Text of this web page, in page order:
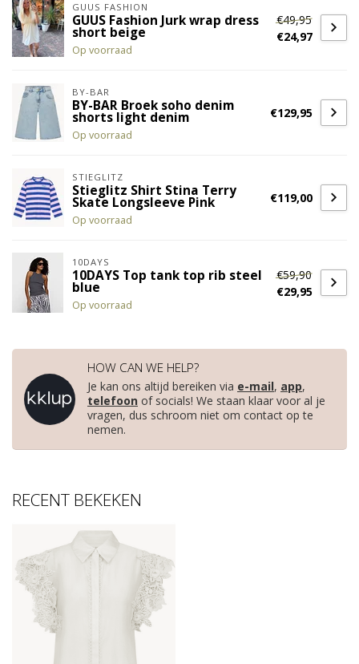
GUUS FASHION
GUUS Fashion Jurk wrap dress
short beige
Op voorraad
€49,95
€24,97
BY-BAR
BY-BAR Broek soho denim
shorts light denim
Op voorraad
€129,95
STIEGLITZ
Stieglitz Shirt Stina Terry
Skate Longsleeve Pink
Op voorraad
€119,00
10DAYS
10DAYS Top tank top rib steel
blue
Op voorraad
€59,90
€29,95
HOW CAN WE HELP?
Je kan ons altijd bereiken via e-mail, app,
telefoon of socials! We staan klaar voor al je
vragen, dus schroom niet om contact op te
nemen.
RECENT BEKEKEN